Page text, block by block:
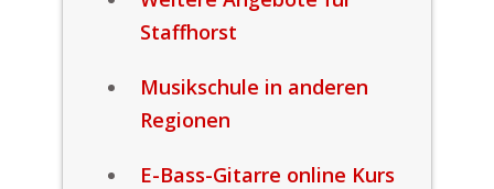
Staffhorst
Musikschule in anderen
Regionen
E-Bass-Gitarre online Kurs